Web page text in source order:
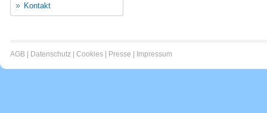
Kontakt
AGB Datenschutz Cookies Presse Impressum